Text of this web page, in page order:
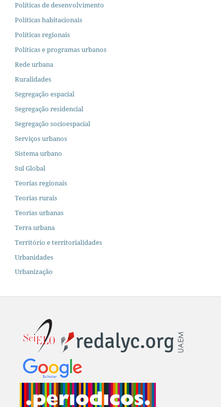
Políticas de desenvolvimento
Políticas habitacionais
Políticas regionais
Políticas e programas urbanos
Rede urbana
Ruralidades
Segregação espacial
Segregação residencial
Segregação socioespacial
Serviços urbanos
Sistema urbano
Sul Global
Teorias regionais
Teorias rurais
Teorias urbanas
Terra urbana
Território e territorialidades
Urbanidades
Urbanização